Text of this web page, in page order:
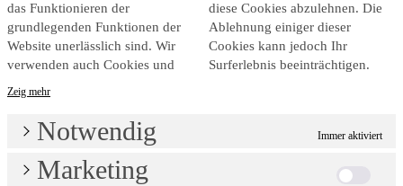
das Funktionieren der
grundlegenden Funktionen der
Website unerlässlich sind. Wir
verwenden auch Cookies und
diese Cookies abzulehnen. Die
Ablehnung einiger dieser
Cookies kann jedoch Ihr
Surferlebnis beeinträchtigen.
Notwendig Immer aktiviert
Marketing